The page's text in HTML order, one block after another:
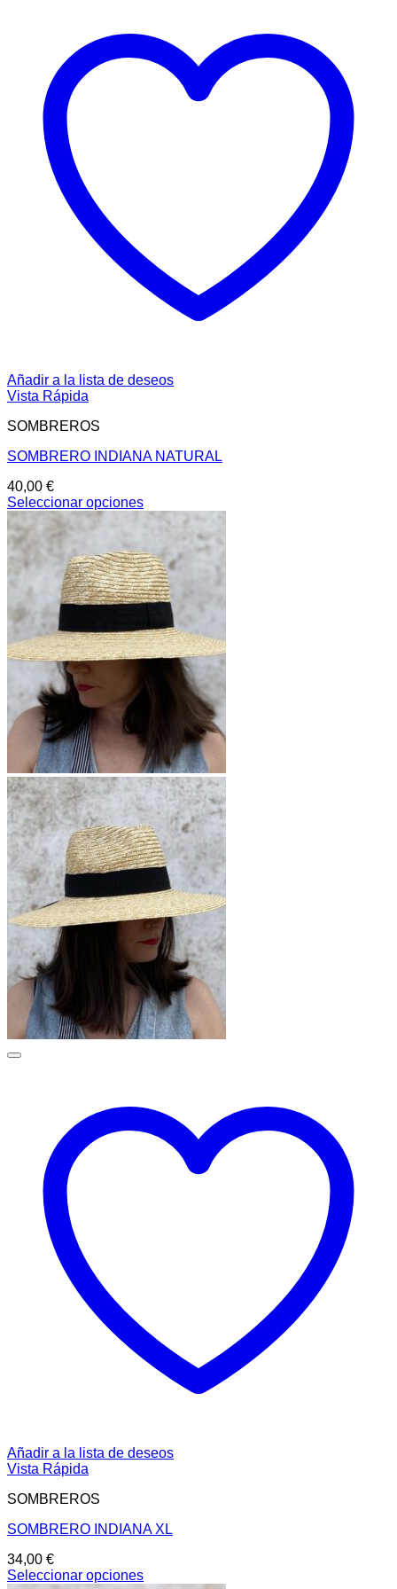
Añadir a la lista de deseos
Vista Rápida
SOMBREROS
SOMBRERO INDIANA NATURAL
40,00 €
Seleccionar opciones
Este
producto
tiene
múltiples
variantes.
opciones
pueden
elegir
página
de
producto
Añadir a la lista de deseos
Vista Rápida
SOMBREROS
SOMBRERO INDIANA XL
34,00 €
Seleccionar opciones